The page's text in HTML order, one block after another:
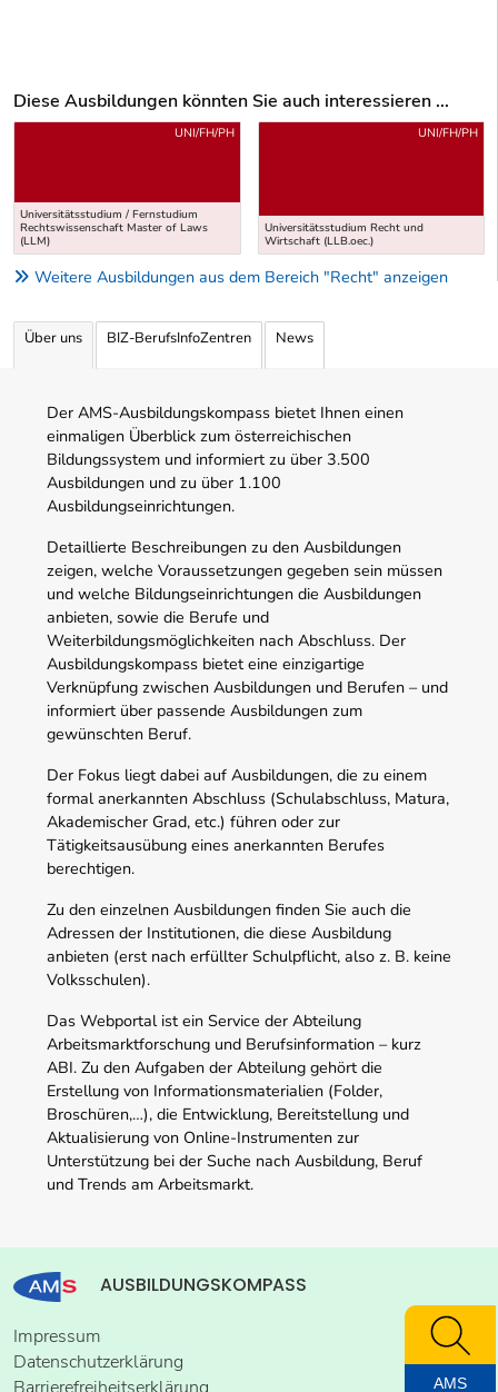
Diese Ausbildungen könnten Sie auch interessieren ...
Uber weitere Ausbildungsvorschläge
Universitätsstudium / Fernstudium
Rechtswissenschaft Master of Laws
(LLM)
UNI/FH/PH
Universitätsstudium Recht und
Wirtschaft (LLB.oec.)
UNI/FH/PH
Weitere Ausbildungen aus dem Bereich "Recht" anzeigen
Über uns BIZ-BerufsInfoZentren News
Der AMS-Ausbildungskompass bietet Ihnen einen
einmaligen Überblick zum österreichischen
Bildungssystem und informiert zu über 3.500
Ausbildungen und zu über 1.100
Ausbildungseinrichtungen.
Detaillierte Beschreibungen zu den Ausbildungen
zeigen, welche Voraussetzungen gegeben sein müssen
und welche Bildungseinrichtungen die Ausbildungen
anbieten, sowie die Berufe und
Weiterbildungsmöglichkeiten nach Abschluss. Der
Ausbildungskompass bietet eine einzigartige
Verknüpfung zwischen Ausbildungen und Berufen – und
informiert über passende Ausbildungen zum
gewünschten Beruf.
Der Fokus liegt dabei auf Ausbildungen, die zu einem
formal anerkannten Abschluss (Schulabschluss, Matura,
Akademischer Grad, etc.) führen oder zur
Tätigkeitsausübung eines anerkannten Berufes
berechtigen.
Zu den einzelnen Ausbildungen finden Sie auch die
Adressen der Institutionen, die diese Ausbildung
anbieten (erst nach erfüllter Schulpflicht, also z. B. keine
Volksschulen).
Das Webportal ist ein Service der Abteilung
Arbeitsmarktforschung und Berufsinformation – kurz
ABI. Zu den Aufgaben der Abteilung gehört die
Erstellung von Informationsmaterialien (Folder,
Broschüren,…), die Entwicklung, Bereitstellung und
Aktualisierung von Online-Instrumenten zur
Unterstützung bei der Suche nach Ausbildung, Beruf
und Trends am Arbeitsmarkt.
AUSBILDUNGSKOMPASS
Impressum
Datenschutzerklärung
AMS